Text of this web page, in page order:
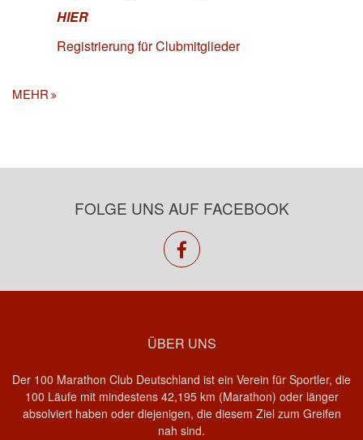
HIER
Registrierung für Clubmitglieder
MEHR
FOLGE UNS AUF FACEBOOK
facebook
ÜBER UNS
Der 100 Marathon Club Deutschland ist ein Verein für Sportler, die
100 Läufe mit mindestens 42,195 km (Marathon) oder länger
absolviert haben oder diejenigen, die diesem Ziel zum Greifen
nah sind.